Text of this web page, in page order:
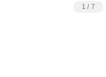
1 / 7